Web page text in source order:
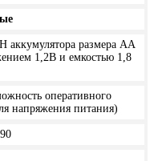
аккумулятора размера АА
1,2В и емкостью 1,8
оперативного
напряжения питания)